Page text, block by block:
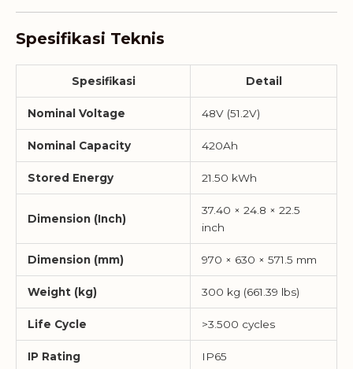
Spesifikasi Teknis
Spesifikasi Detail
Nominal Voltage 48V (51.2V)
Nominal Capacity 420Ah
Stored Energy 21.50 kWh
Dimension (Inch)
37.40 × 24.8 × 22.5
inch
Dimension (mm) 970 × 630 × 571.5 mm
Weight (kg) 300 kg (661.39 lbs)
Life Cycle >3.500 cycles
IP Rating IP65